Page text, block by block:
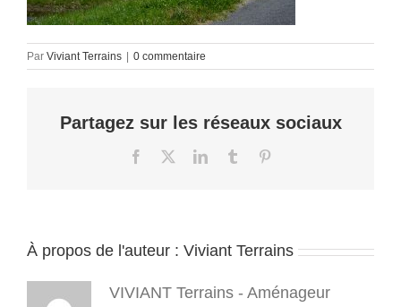
Par Viviant Terrains 0 commentaire
Partagez sur les réseaux sociaux
Facebook LinkedInTumblr
À propos de l'auteur : Viviant Terrains
VIVIANT Terrains - Aménageur